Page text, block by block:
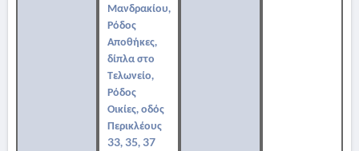
Μανδρακίου,
Ρόδος
Αποθήκες,
δίπλα στο
Τελωνείο,
Ρόδος
Οικίες, οδός
Περικλέους
33, 35, 37